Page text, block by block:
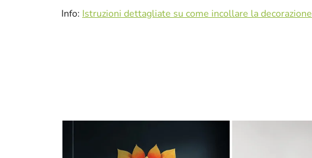
Info: Istruzioni dettagliate su come incollare la decorazione